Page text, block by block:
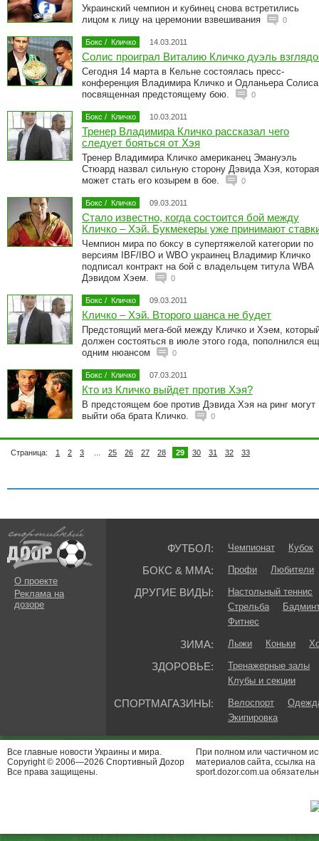
Украинский чемпион и кубинец снова встретились
лицом к лицу на церемонии взвешивания
0
Бокс / Кличко 14.03.2011
Солис проиграл Виталию Кличко дуэль
Сегодня 14 марта в Кельне состоялась пресс-
конференция Владимира Кличко и Одланьера
посвященная предстоящему бою.
0
Бокс / Кличко 10.03.2011
Тренер Владимира Кличко рассказал чего
следует бояться от Хэя
Тренер Владимира Кличко американец Эмануэль
Стюард назвал сильную сторону Дэвида Хэя, которая
может стать его козырем в бое.
0
Бокс / Кличко 09.03.2011
Стало известно, когда состоится бой между
Кличко – Хэй. Букмекеры уже принимают
Чемпион мира по боксу в супертяжелой категории по
версиям IBF/IBO и WBO украинец Владимир Кличко
подписал контракт на бой с владельцем титула WBA
Дэвидом Хэем.
0
Бокс / Кличко 09.03.2011
Кличко – Хэй. Второго шанса не будет
Предстоящий мега-бой между Кличко и Хэем,
должен состояться в июле этого года, пополнился
одним нюансом
0
Бокс / Кличко 07.03.2011
Кто из Кличко выйдет против Хэя?
В предстоящем бое против Дэвида Хэя на ринг могут
выйти оба брата Кличко.
0
Страница: 1 2 3 25 26 27 28 29 30 31 32 33
О проекте
Реклама на
дозоре
ФУТБОЛ: Чемпионат Кубок
БОКС & ММА: Профи Любители
ДРУГИЕ ВИДЫ:
Настольный теннис
Стрельба
Фитнес
ЗИМА: Лыжи Коньки
ЗДОРОВЬЕ:
Тренажерные залы
Клубы и секции
СПОРТМАГАЗИНЫ: Велоспорт
Экипировка
Все главные новости Украины и мира.
Copyright © 2006—2026 Спортивный Доzор
Все права защищены.
При полном или частичном
материалов сайта, ссылка на
sport.dozor.com.ua